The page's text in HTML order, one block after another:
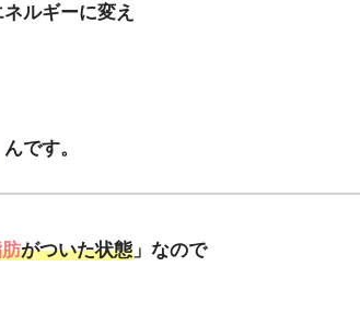
ネルギーに変え
んです。
がついた状態 」なので